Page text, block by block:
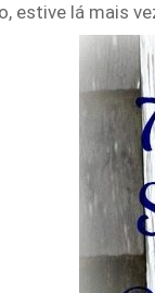
estive lá mais